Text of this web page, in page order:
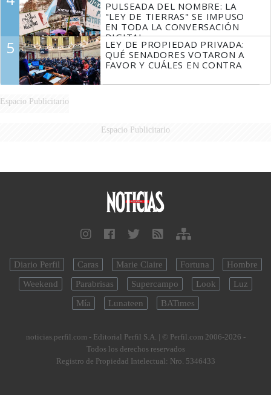
PULSEADA DEL NOMBRE: LA
"LEY DE TIERRAS" SE IMPUSO
EN TODA LA CONVERSACIÓN
DIGITAL
5
LEY DE PROPIEDAD PRIVADA:
QUÉ SENADORES VOTARON A
FAVOR Y CUÁLES EN CONTRA
Espacio Publicitario
Espacio Publicitario
Diario Perfil Caras Marie Claire Fortuna
Hombre
Weekend
Parabrisas Supercampo Look
Luz
Mía
Lunateen BATimes
noticias.perfil.com - Editorial Perfil S.A. | © Perfil.com 2006-2026 -
Todos los derechos reservados
Registro de Propiedad Intelectual: Nro. 5346433